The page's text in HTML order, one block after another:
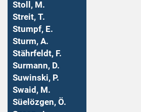
Stoll, M.
Streit, T.
Stumpf, E.
Sturm, A.
Stährfeldt, F.
Surmann, D.
Suwinski, P.
Swaid, M.
Süelözgen, Ö.